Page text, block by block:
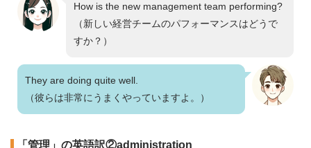
How is the new management team performing?
（新しい経営チームのパフォーマンスはどうで
すか？）
They are doing quite well.
（彼らは非常にうまくやっていますよ。）
「管理」の英語訳②administration